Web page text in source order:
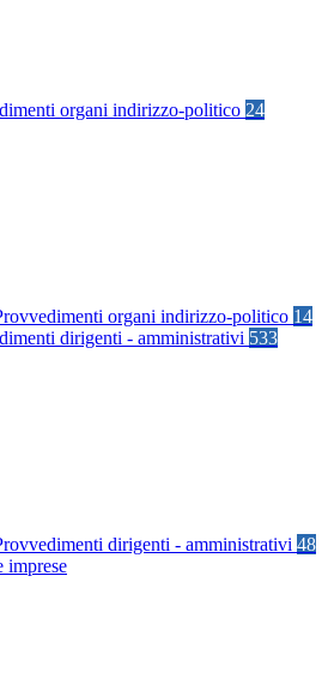
organi indirizzo-politico 24
organi indirizzo-politico 14
dirigenti - amministrativi 533
dirigenti - amministrativi 48
imprese